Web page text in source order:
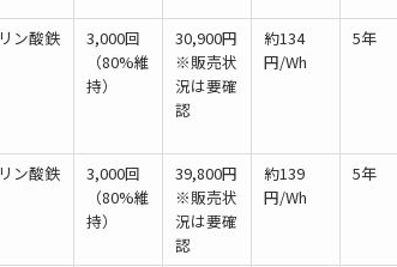
リン酸鉄
3,000回
（80%維
持）
30,900円
※販売状
況は要確
認
約134
円/Wh
5年
リン酸鉄
3,000回
（80%維
持）
39,800円
※販売状
況は要確
認
約139
円/Wh
5年